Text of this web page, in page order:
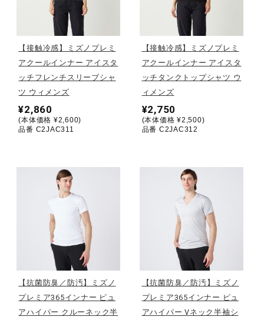
セール
その他
サポート
取扱店一覧
【接触冷感】ミズノプレミ
アクールインナー アイスタ
ッチフレンチスリーブシャ
ツ ウィメンズ
¥2,860
(本体価格 ¥2,600)
品番 C2JAC311
【接触冷感】ミズノプレミ
アクールインナー アイスタ
ッチタンクトップシャツ ウ
ィメンズ
¥2,750
(本体価格 ¥2,500)
品番 C2JAC312
【抗菌防臭／防汚】ミズノ
プレミア365インナー ピュ
アハイパー クルーネック半
【抗菌防臭／防汚】ミズノ
プレミア365インナー ピュ
アハイパー Vネック半袖シ